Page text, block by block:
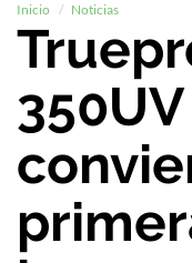
Inicio Noticias